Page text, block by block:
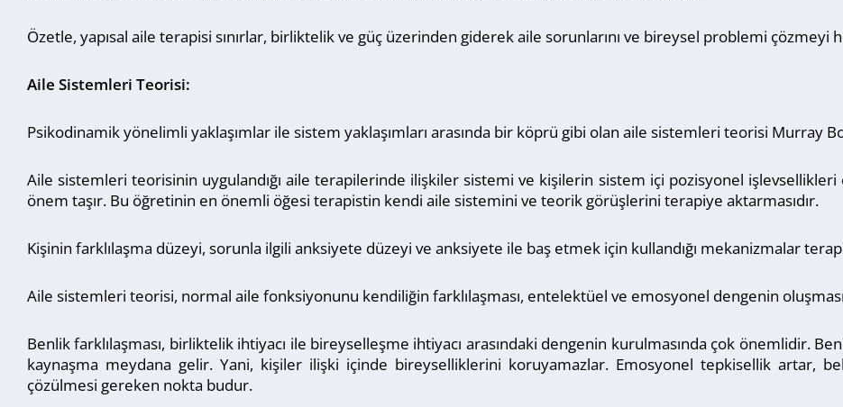
Özetle, yapısal aile terapisi sınırlar, birliktelik ve güç üzerinden giderek aile sorunlarını ve bireysel problemi çözmeyi
Aile Sistemleri Teorisi:
Psikodinamik yönelimli yaklaşımlar ile sistem yaklaşımları arasında bir köprü gibi olan aile sistemleri teorisi Murray
Aile sistemleri teorisinin uygulandığı aile terapilerinde ilişkiler sistemi ve kişilerin sistem içi pozisyonel
önem taşır. Bu öğretinin en önemli öğesi terapistin kendi aile sistemini ve teorik görüşlerini terapiye aktarmasıdır.
Kişinin farklılaşma düzeyi, sorunla ilgili anksiyete düzeyi ve anksiyete ile baş etmek için kullandığı mekanizmalar
Aile sistemleri teorisi, normal aile fonksiyonunu kendiliğin farklılaşması, entelektüel ve emosyonel dengenin
Benlik farklılaşması, birliktelik ihtiyacı ile bireyselleşme ihtiyacı arasındaki dengenin kurulmasında çok önemlidir.
kaynaşma meydana gelir. Yani, kişiler ilişki içinde bireyselliklerini koruyamazlar. Emosyonel tepkisellik artar,
çözülmesi gereken nokta budur.